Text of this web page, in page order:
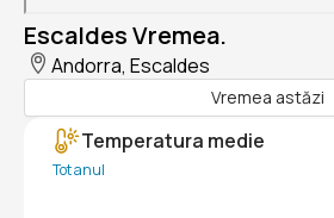
Escaldes Vremea.
Andorra, Escaldes
Vremea astăzi
Temperatura medie
Tot anul